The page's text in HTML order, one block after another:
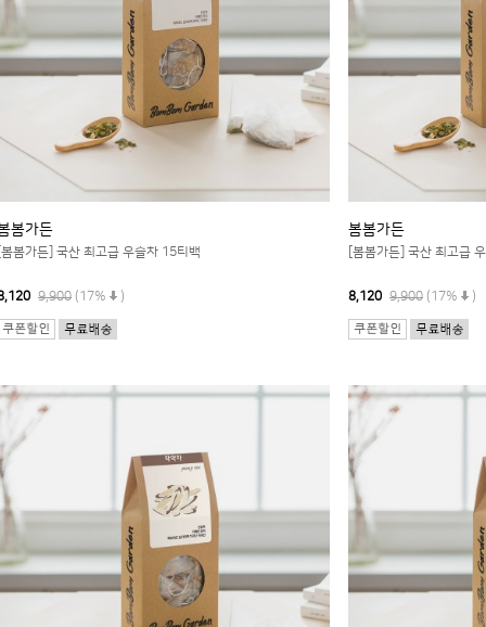
봄가든
봄가든] 국산 최고급 우슬차 15티백
9,900 (17% )
봄봄가든
[봄봄가든] 국산 최고급
8,120 9,900 (17% )